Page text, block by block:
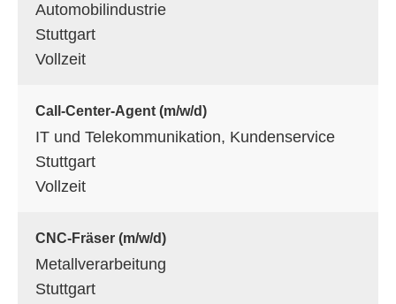
CNC-Fräser (m/w/d)
Metallverarbeitung
Stuttgart
Call-Center-Agent (m/w/d)
IT und Telekommunikation, Kundenservice
Stuttgart
Vollzeit
Automobilindustrie
Stuttgart
Vollzeit